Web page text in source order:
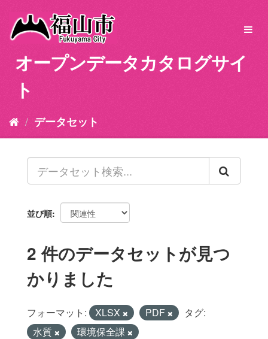
オープンデータカタログサイ
ト
データセット
並び順
2 件のデータセットが見つ
かりました
フォーマット: XLSX PDF
タグ:
水質
環境保全課